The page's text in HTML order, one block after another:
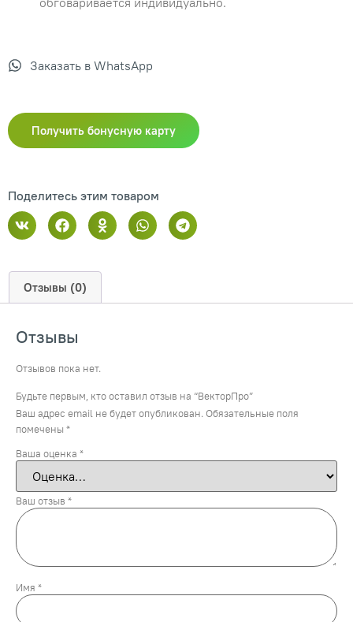
Заказать в WhatsApp
Получить бонусную карту
Поделитесь этим товаром
Отзывы (0)
Отзывы
Отзывов пока нет.
Будьте первым, кто оставил отзыв на “ВекторПро”
Ваш адрес email не будет опубликован. Обязательные поля
помечены *
Ваша оценка *
Ваш отзыв *
Имя *